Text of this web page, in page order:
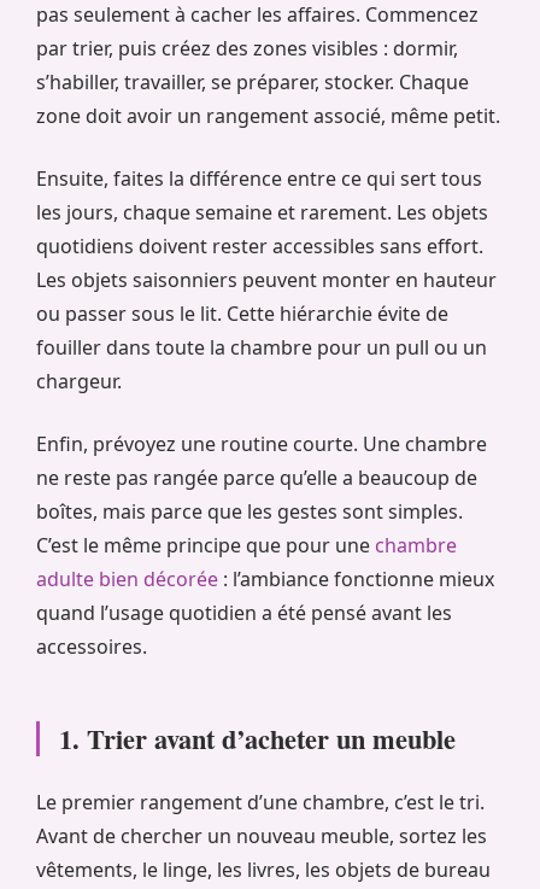
pas seulement à cacher les affaires. Commencez
par trier, puis créez des zones visibles : dormir,
s’habiller, travailler, se préparer, stocker. Chaque
zone doit avoir un rangement associé, même petit.
Ensuite, faites la différence entre ce qui sert tous
les jours, chaque semaine et rarement. Les objets
quotidiens doivent rester accessibles sans effort.
Les objets saisonniers peuvent monter en hauteur
ou passer sous le lit. Cette hiérarchie évite de
fouiller dans toute la chambre pour un pull ou un
chargeur.
Enfin, prévoyez une routine courte. Une chambre
ne reste pas rangée parce qu’elle a beaucoup de
boîtes, mais parce que les gestes sont simples.
C’est le même principe que pour une chambre
adulte bien décorée : l’ambiance fonctionne mieux
quand l’usage quotidien a été pensé avant les
accessoires.
1. Trier avant d’acheter un meuble
Le premier rangement d’une chambre, c’est le tri.
Avant de chercher un nouveau meuble, sortez les
vêtements, le linge, les livres, les objets de bureau